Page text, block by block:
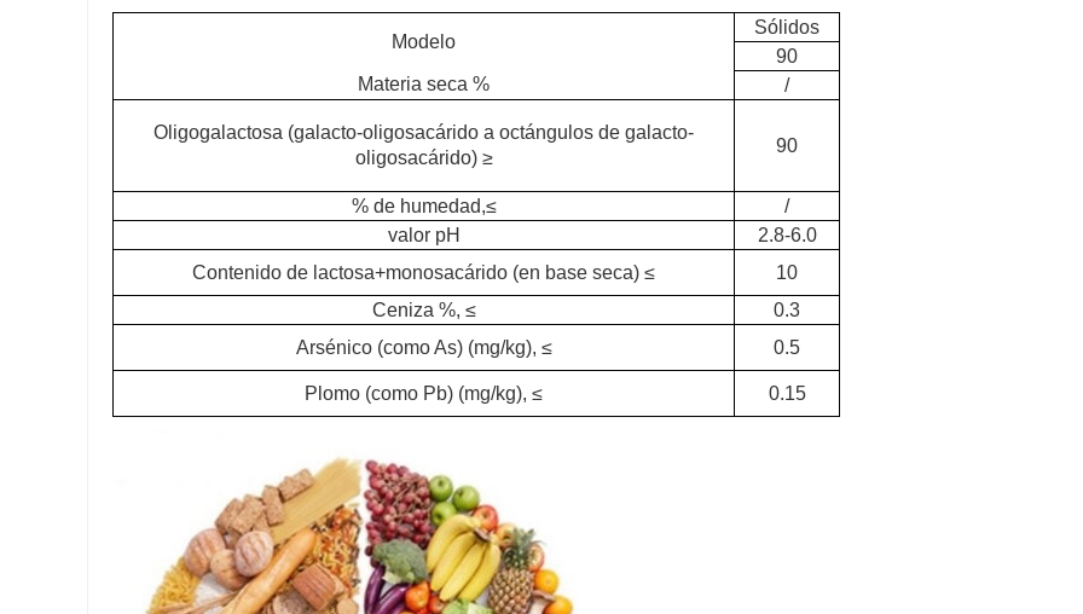
Modelo
Sólidos
90
Materia seca %
/
Oligogalactosa (galacto-oligosacárido a octángulos de galacto-
oligosacárido) ≥
90
% de humedad,≤
/
valor pH
2.8-6.0
Contenido de lactosa+monosacárido (en base seca) ≤
10
Ceniza %, ≤
0.3
Arsénico (como As) (mg/kg), ≤
0.5
Plomo (como Pb) (mg/kg), ≤ 0.15